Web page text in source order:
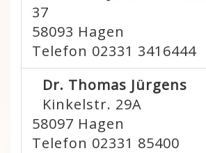
37
58093 Hagen
Telefon 02331 3416444
Dr. Thomas Jürgens
Kinkelstr. 29A
58097 Hagen
Telefon 02331 85400